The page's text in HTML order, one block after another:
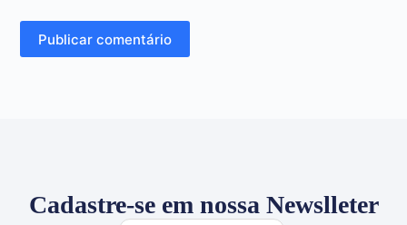
Publicar comentário
Cadastre-se em nossa Newslleter